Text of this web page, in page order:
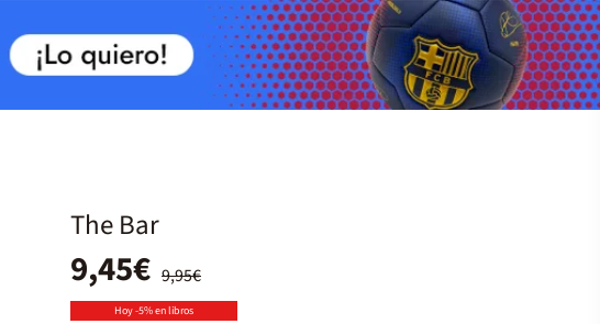
The Bar
9,95€
9,45€
Hoy -5% en libros